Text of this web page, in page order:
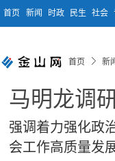
首页 新闻 时政 民生 社会
首页 新
马明龙调
强调着力强化政
会工作高质量发